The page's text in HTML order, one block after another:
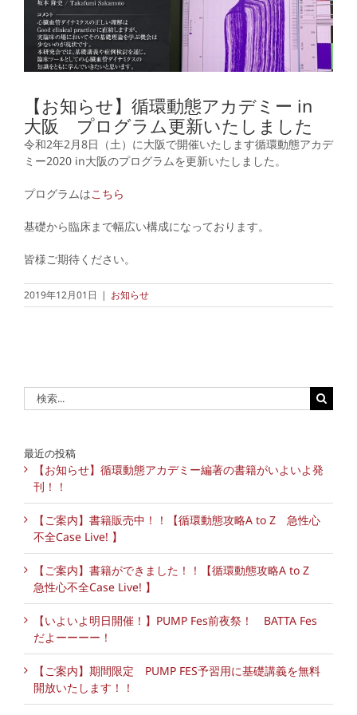
【お知らせ】循環動態アカデミー in
大阪 プログラム更新いたしました
令和2年2月8日（土）に大阪で開催いたします循環動態アカデ
ミー2020 in大阪のプログラムを更新いたしました。
プログラムはこちら
基礎から臨床まで幅広い構成になっております。
皆様ご期待ください。
2019年12月01日 | お知らせ
索
最近の投稿
【お知らせ】循環動態アカデミー編著の書籍がいよいよ発
刊！！
【ご案内】書籍販売中！！【循環動態攻略A to Z 急性心
不全Case Live! 】
【ご案内】書籍ができました！！【循環動態攻略A to Z
急性心不全Case Live! 】
【いよいよ明日開催！】PUMP Fes前夜祭！ BATTA Fes
だよーーーー！
【ご案内】期間限定 PUMP FES予習用に基礎講義を無料
開放いたします！！